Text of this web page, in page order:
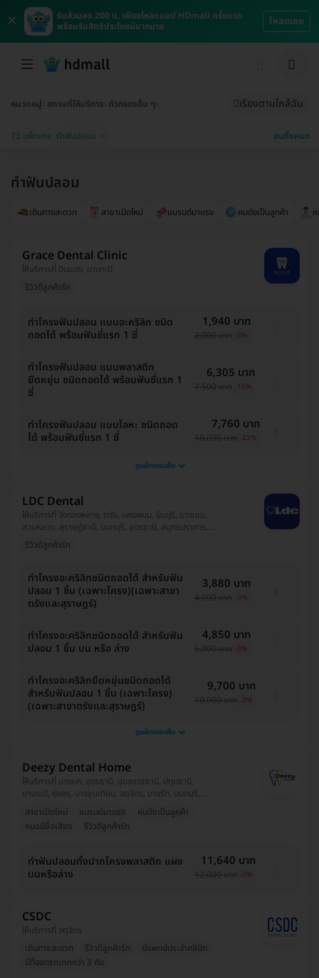
×
รับส่วนลด 200 บ. เพียงโหลดแอป HDmall ครั้งแรก
พร้อมรับสิทธิประโยชน์มากมาย
โหลดเลย
หมวดหมู่ สถานที่ให้บริการ ตัวกรองอื่น ๆ เรียงตามใกล้ฉัน
73 แพ็กเกจ ทำฟันปลอม ลบทั้งหมด
เดินทางสะดวก สาขาเปิดใหม่ แบรนด์มาแรง คนดังเป็นลูกค้า
ทำฟันปลอม
Grace Dental Clinic
ให้บริการที่ ดินแดง, บางกะปิ
รีวิวดีลูกค้ารัก
ทำโครงฟันปลอม แบบอะคริลิก ชนิด
ถอดได้ พร้อมฟันซี่แรก 1 ซี่
1,940 บาท
2,000 บาท -3%
ทำโครงฟันปลอม แบบพลาสติก
ยืดหยุ่น ชนิดถอดได้ พร้อมฟันซี่แรก 1
ซี่
6,305 บาท
7,500 บาท -16%
ทำโครงฟันปลอม แบบโลหะ ชนิดถอด
ได้ พร้อมฟันซี่แรก 1 ซี่
7,760 บาท
10,000 บาท -22%
ดูแพ็กเกจเพิ่ม
LDC Dental
ให้บริการที่ วังทองหลาง, ตรัง, นครพนม, มีนบุรี, บางเขน,
สวนหลวง, สุราษฎ์ธานี, นนทบุรี, อุดรธานี, สมุทรปราการ,
คันนายาว, หลักสี่, บางขุนเทียน, เชียงราย, บางแค,
ปทุมธานี, อุบลราชธานี, ทวีวัฒนา, นครศรีธรรมราช
รีวิวดีลูกค้ารัก
ทำโครงอะคริลิกชนิดถอดได้ สำหรับฟัน
ปลอม 1 ชิ้น (เฉพาะโครง)(เฉพาะสาขา
ตรังและสุราษฎร์)
3,880 บาท
4,000 บาท -3%
ทำโครงอะคริลิกชนิดถอดได้ สำหรับฟัน
ปลอม 1 ชิ้น บน หรือ ล่าง
4,850 บาท
5,000 บาท -3%
ทำโครงอะคริลิกยืดหยุ่นชนิดถอดได้
สำหรับฟันปลอม 1 ชิ้น (เฉพาะโครง)
(เฉพาะสาขาตรังและสุราษฎร์)
9,700 บาท
10,000 บาท -3%
ดูแพ็กเกจเพิ่ม
Deezy Dental Home
ให้บริการที่ บางแค, อุดรธานี, อุบลราชธานี, ปทุมธานี,
บางกะปิ, ทุ่งครุ, บางขุนเทียน, จตุจักร, บางรัก, นนทบุรี,
สาทร, ดอนเมือง, สมุทรปราการ, ขอนแก่น, ห้วยขวาง,
วังทองหลาง, มีนบุรี
สาขาเปิดใหม่ แบรนด์มาแรง
คนดังเป็นลูกค้า
หมอมีชื่อเสียง
รีวิวดีลูกค้ารัก
ทำฟันปลอมทั้งปากโครงพลาสติก แผง
บนหรือล่าง
11,640 บาท
12,000 บาท -3%
CSDC
ให้บริการที่ จตุจักร
เดินทางสะดวก
รีวิวดีลูกค้ารัก
มีแพทย์ประจำคลินิก
มีที่จอดรถมากกว่า 3 คัน